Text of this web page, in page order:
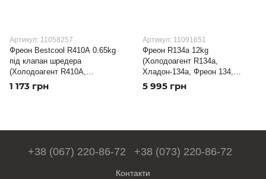
Артикул: 11058257
Фреон Bestcool R410А 0.65kg
під клапан шредера
(Холодоагент R410А,
Хладон-410А, Фреон 410,
ДФУ-410А)
1 173 грн
Артикул: 11091651
Фреон R134a 12kg
(Холодоагент R134a,
Хладон-134a, Фреон 134,
ДФУ-134a, HFC-134 А)
5 995 грн
+38 (067) 220-86-72 +38 (073) 220-86-72
Контакти